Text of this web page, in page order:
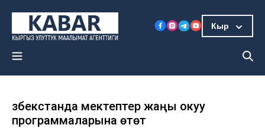
Кыр
Өзбекстанда мектептер жаңы окуу
программаларына өтөт